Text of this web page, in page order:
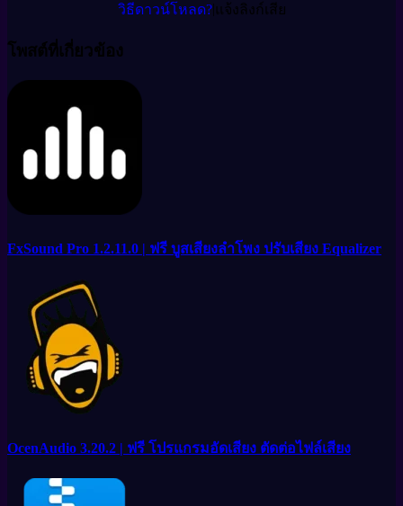
วิธีดาวน์โหลด?|แจ้งลิงก์เสีย
โพสต์ที่เกี่ยวข้อง
FxSound Pro 1.2.11.0 | ฟรี บูสเสียงลำโพง ปรับเสียง Equalizer
OcenAudio 3.20.2 | ฟรี โปรแกรมอัดเสียง ตัดต่อไฟล์เสียง